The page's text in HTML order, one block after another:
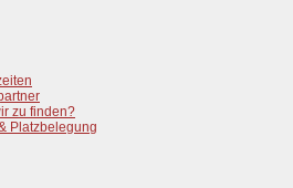
zu finden?
Platzbelegung